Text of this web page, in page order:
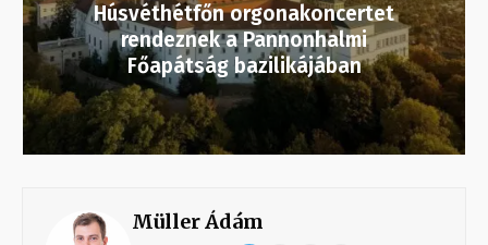
Húsvéthétfőn orgonakoncertet
rendeznek a Pannonhalmi
Főapátság bazilikájában
Müller Ádám